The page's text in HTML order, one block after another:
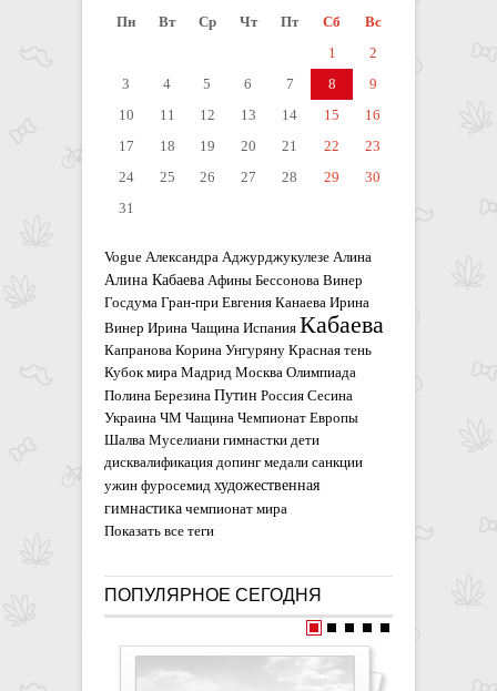
Пн
Вт Ср Чт Пт Сб
Вс
1
2
3
4 5 6 7 8
9
10
11 12 13 14 15
16
17
18 19 20 21 22
23
24
25 26 27 28 29
30
31
Vogue Александра Аджурджукулезе Алина
Алина Кабаева Афины Бессонова Винер
Госдума Гран-при Евгения Канаева Ирина
Винер Ирина Чащина Испания Кабаева
Капранова Корина Унгуряну Красная тень
Кубок мира Мадрид Москва Олимпиада
Полина Березина Путин Россия Сесина
Украина ЧМ Чащина Чемпионат Европы
Шалва Муселиани гимнастки дети
дисквалификация допинг медали санкции
ужин фуросемид художественная
гимнастика чемпионат мира
Показать все теги
ПОПУЛЯРНОЕ СЕГОДНЯ